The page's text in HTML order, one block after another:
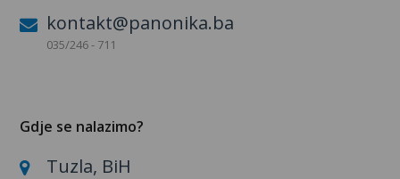
kontakt@panonika.ba
035/246 - 711
Gdje se nalazimo?
Tuzla, BiH